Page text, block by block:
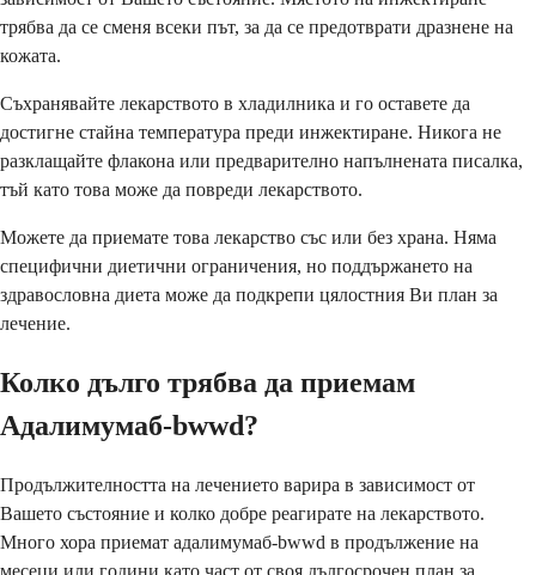
трябва да се сменя всеки път, за да се предотврати дразнене на
кожата.
Съхранявайте лекарството в хладилника и го оставете да
достигне стайна температура преди инжектиране. Никога не
разклащайте флакона или предварително напълнената писалка,
тъй като това може да повреди лекарството.
Можете да приемате това лекарство със или без храна. Няма
специфични диетични ограничения, но поддържането на
здравословна диета може да подкрепи цялостния Ви план за
лечение.
Колко дълго трябва да приемам
Адалимумаб-bwwd?
Продължителността на лечението варира в зависимост от
Вашето състояние и колко добре реагирате на лекарството.
Много хора приемат адалимумаб-bwwd в продължение на